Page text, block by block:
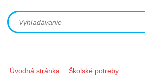
Úvodná stránka
Školské potreby